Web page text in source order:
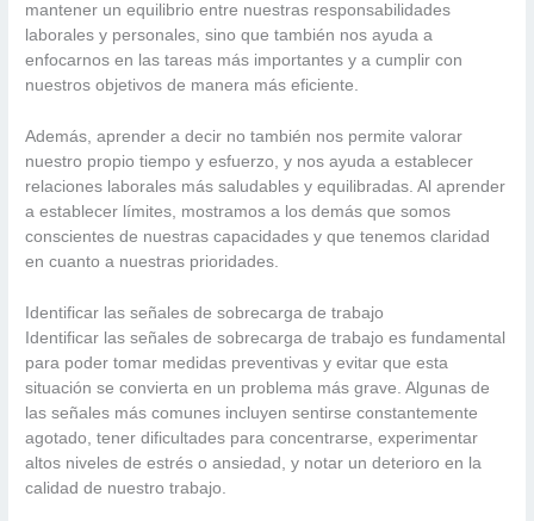
mantener un equilibrio entre nuestras responsabilidades
laborales y personales, sino que también nos ayuda a
enfocarnos en las tareas más importantes y a cumplir con
nuestros objetivos de manera más eficiente.
Además, aprender a decir no también nos permite valorar
nuestro propio tiempo y esfuerzo, y nos ayuda a establecer
relaciones laborales más saludables y equilibradas. Al aprender
a establecer límites, mostramos a los demás que somos
conscientes de nuestras capacidades y que tenemos claridad
en cuanto a nuestras prioridades.
Identificar las señales de sobrecarga de trabajo
Identificar las señales de sobrecarga de trabajo es fundamental
para poder tomar medidas preventivas y evitar que esta
situación se convierta en un problema más grave. Algunas de
las señales más comunes incluyen sentirse constantemente
agotado, tener dificultades para concentrarse, experimentar
altos niveles de estrés o ansiedad, y notar un deterioro en la
calidad de nuestro trabajo.